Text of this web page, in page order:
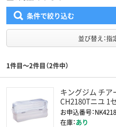
条件で絞り込む
並び替え：指
1件目～2件目（2件中）
キングジム チア
CH2180Tニユ 1
お申込番号：
在庫：あり